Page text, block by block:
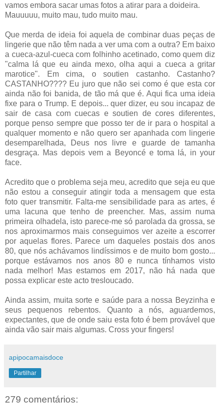
vamos embora sacar umas fotos a atirar para a doideira.
Mauuuuu, muito mau, tudo muito mau.
Que merda de ideia foi aquela de combinar duas peças de
lingerie que não têm nada a ver uma com a outra? Em baixo
a cueca-azul-cueca com folhinho acetinado, como quem diz
"calma lá que eu ainda mexo, olha aqui a cueca a gritar
marotice". Em cima, o soutien castanho. Castanho?
CASTANHO???? Eu juro que não sei como é que esta cor
ainda não foi banida, de tão má que é. Aqui fica uma ideia
fixe para o Trump. E depois... quer dizer, eu sou incapaz de
sair de casa com cuecas e soutien de cores diferentes,
porque penso sempre que posso ter de ir para o hospital a
qualquer momento e não quero ser apanhada com lingerie
desemparelhada, Deus nos livre e guarde de tamanha
desgraça. Mas depois vem a Beyoncé e toma lá, in your
face.
Acredito que o problema seja meu, acredito que seja eu que
não estou a conseguir atingir toda a mensagem que esta
foto quer transmitir. Falta-me sensibilidade para as artes, é
uma lacuna que tenho de preencher. Mas, assim numa
primeira olhadela, isto parece-me só parolada da grossa, se
nos aproximarmos mais conseguimos ver azeite a escorrer
por aquelas flores. Parece um daqueles postais dos anos
80, que nós achávamos lindíssimos e de muito bom gosto...
porque estávamos nos anos 80 e nunca tínhamos visto
nada melhor! Mas estamos em 2017, não há nada que
possa explicar este acto tresloucado.
Ainda assim, muita sorte e saúde para a nossa Beyzinha e
seus pequenos rebentos. Quanto a nós, aguardemos,
expectantes, que de onde saiu esta foto é bem provável que
ainda vão sair mais algumas. Cross your fingers!
apipocamaisdoce
Partilhar
279 comentários: